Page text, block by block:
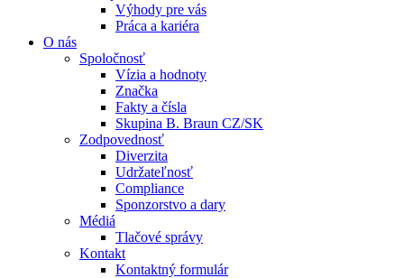
Výhody pre vás
Práca a kariéra
O nás
Spoločnosť
Vízia a hodnoty
Značka
Fakty a čísla
Skupina B. Braun CZ/SK
Zodpovednosť
Diverzita
Udržateľnosť
Compliance
Sponzorstvo a dary
Médiá
Tlačové správy
Kontakt
Kontaktný formulár